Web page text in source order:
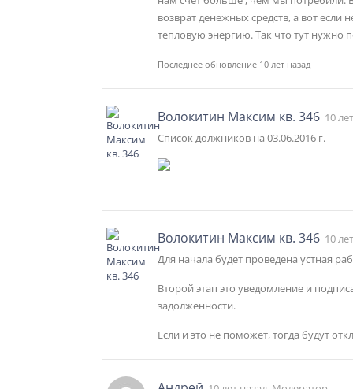
возврат денежных средств, а вот
тепловую энергию. Так что тут нужно
Последнее обновление 10 лет назад
Волокитин Максим кв. 346 10
Список должников на 03.06.2016 г.
Волокитин Максим кв. 346 10
Для начала будет проведена устная
Второй этап это уведомление и
задолженности.
Если и это не поможет, тогда будут